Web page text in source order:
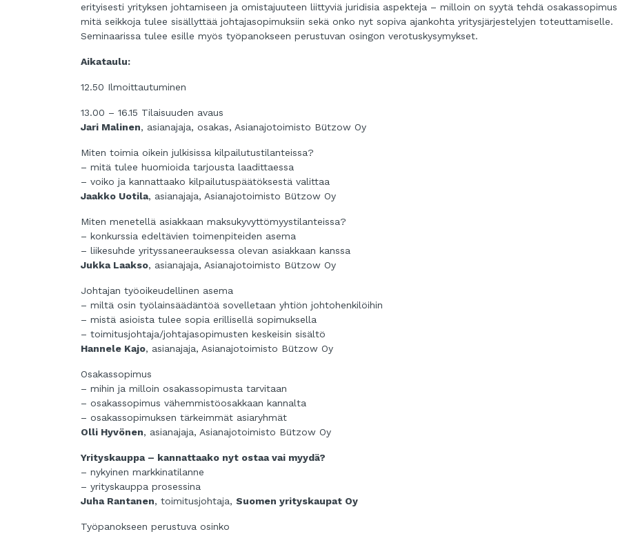
erityisesti yrityksen johtamiseen ja omistajuuteen liittyviä juridisia aspekteja – milloin on syytä tehdä
mitä seikkoja tulee sisällyttää johtajasopimuksiin sekä onko nyt sopiva ajankohta yritysjärjestelyjen toteuttamiselle.
Seminaarissa tulee esille myös työpanokseen perustuvan osingon verotuskysymykset.
Aikataulu:
12.50 Ilmoittautuminen
13.00 – 16.15 Tilaisuuden avaus
Jari Malinen, asianajaja, osakas, Asianajotoimisto Bützow Oy
Miten toimia oikein julkisissa kilpailutustilanteissa?
– mitä tulee huomioida tarjousta laadittaessa
– voiko ja kannattaako kilpailutuspäätöksestä valittaa
Jaakko Uotila, asianajaja, Asianajotoimisto Bützow Oy
Miten menetellä asiakkaan maksukyvyttömyystilanteissa?
– konkurssia edeltävien toimenpiteiden asema
– liikesuhde yrityssaneerauksessa olevan asiakkaan kanssa
Jukka Laakso, asianajaja, Asianajotoimisto Bützow Oy
Johtajan työoikeudellinen asema
– miltä osin työlainsäädäntöä sovelletaan yhtiön johtohenkilöihin
– mistä asioista tulee sopia erillisellä sopimuksella
– toimitusjohtaja/johtajasopimusten keskeisin sisältö
Hannele Kajo, asianajaja, Asianajotoimisto Bützow Oy
Osakassopimus
– mihin ja milloin osakassopimusta tarvitaan
– osakassopimus vähemmistöosakkaan kannalta
– osakassopimuksen tärkeimmät asiaryhmät
Olli Hyvönen, asianajaja, Asianajotoimisto Bützow Oy
Yrityskauppa – kannattaako nyt ostaa vai myydä?
– nykyinen markkinatilanne
– yrityskauppa prosessina
Juha Rantanen, toimitusjohtaja, Suomen yrityskaupat Oy
Työpanokseen perustuva osinko